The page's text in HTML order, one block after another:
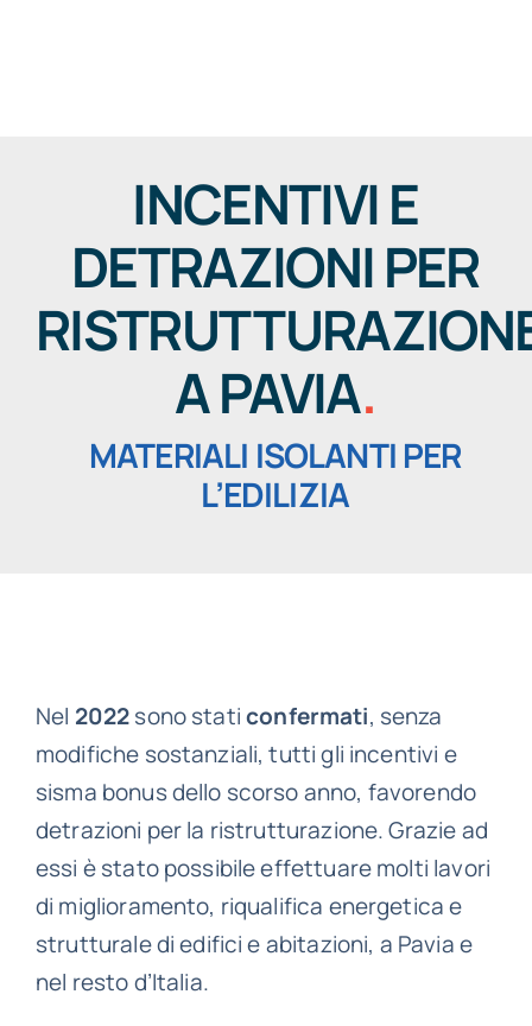
INCENTIVI E
DETRAZIONI PER
A PAVIA.
MATERIALI ISOLANTI PER
L’EDILIZIA
Nel 2022sono staticonfermati, senza
modifiche sostanziali, tutti gli incentivi e
sisma bonus dello scorso anno, favorendo
detrazioni per la ristrutturazione. Grazie ad
essi è stato possibile effettuare molti lavori
di miglioramento, riqualifica energetica e
strutturale di edifici e abitazioni, a Pavia e
nel resto d’Italia.